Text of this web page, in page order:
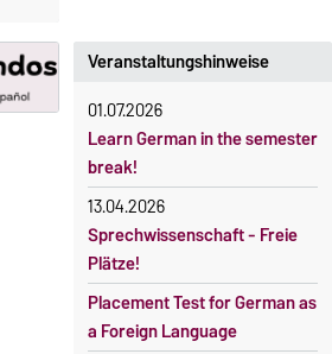
OVGU-Account
Oktober 2026.
Kursteilnahme nur nach
fristgerechter Online-
Anmeldung
Gebühren
Gebührenrückerstattung
Gebührenbefreiungen bei
curricularer Sprachausbildung
Gebührenbefreiung bei
Incomings
Veranstaltungshinweise
01.07.2026
Learn German in the semester
break!
13.04.2026
Sprechwissenschaft - Freie
Plätze!
Placement Test for German as
a Foreign Language